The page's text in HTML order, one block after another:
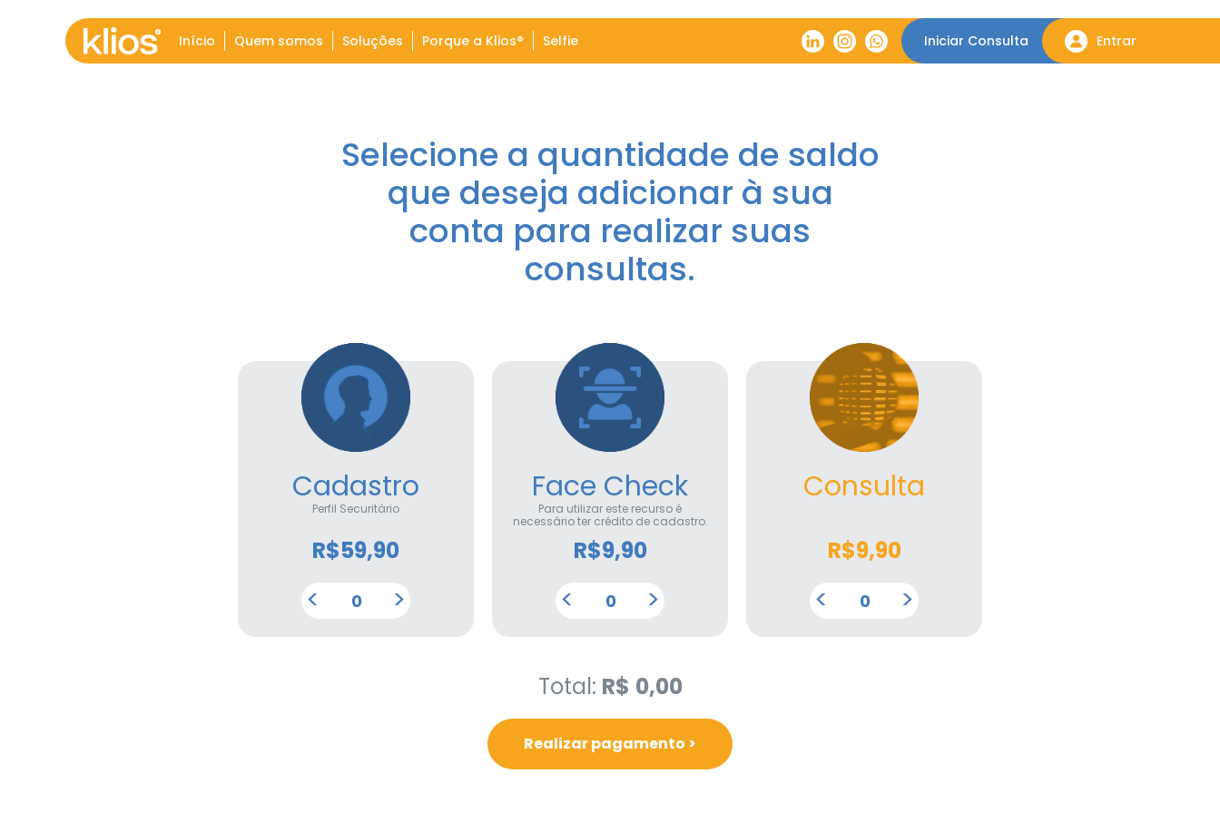
Início Quem somos Soluções Porque a Klios® Selfie Iniciar Consulta Entrar
Selecione a quantidade de saldo
que deseja adicionar à sua
conta para realizar suas
consultas.
Cadastro
Perfil Securitário
R$59,90
< >
Face Check
Para utilizar este recurso é
necessário ter crédito de cadastro.
R$9,90
< >
Consulta
R$9,90
< >
Total: R$ 0,00
Realizar pagamento >